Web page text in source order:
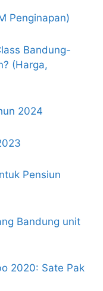
Penginapan)
Bandung-
(Harga,
2024
Pensiun
Bandung unit
2020: Sate Pak